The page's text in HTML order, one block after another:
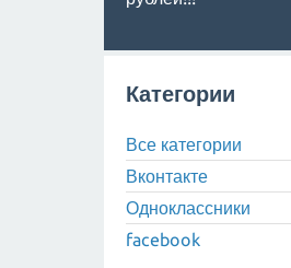
Категории
Все категории
Вконтакте
Одноклассники
facebook